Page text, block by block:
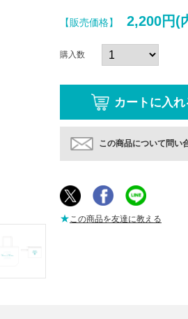
【販売価格】 2,200円(
購入数
この商品について問い
★ この商品を友達に教える